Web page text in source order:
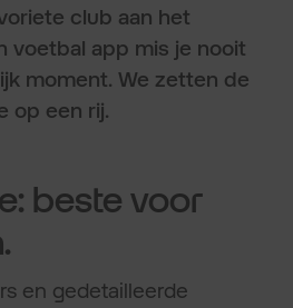
club aan het
voetbal app mis je nooit
moment. We zetten de
op een rij.
beste voor
en gedetailleerde